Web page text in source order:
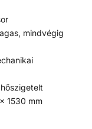
mindvégig
1530 mm